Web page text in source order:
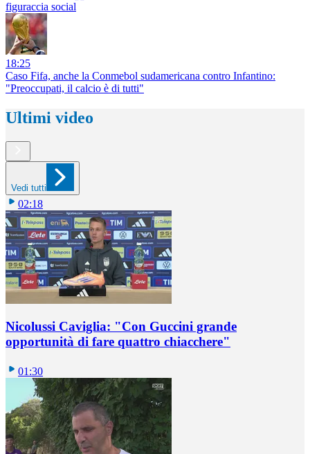
figuraccia social
18:25
Caso Fifa, anche la Conmebol sudamericana contro Infantino:
"Preoccupati, il calcio è di tutti"
Ultimi video
Vedi tutti
02:18
Nicolussi Caviglia: "Con Guccini grande
opportunità di fare quattro chiacchere"
01:30